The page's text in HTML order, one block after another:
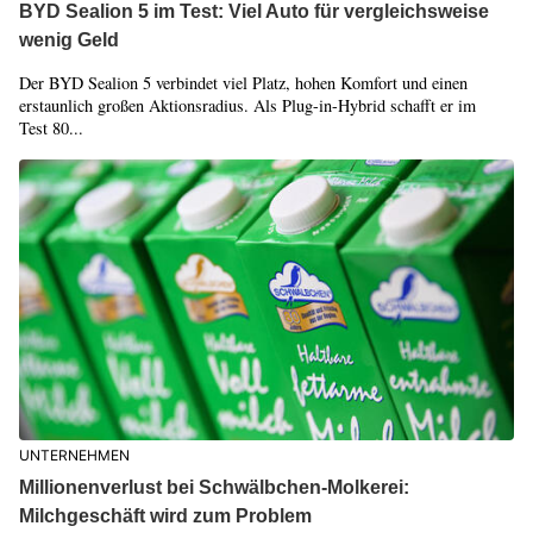
BYD Sealion 5 im Test: Viel Auto für vergleichsweise
wenig Geld
Der BYD Sealion 5 verbindet viel Platz, hohen Komfort und einen
erstaunlich großen Aktionsradius. Als Plug-in-Hybrid schafft er im
Test 80...
UNTERNEHMEN
Millionenverlust bei Schwälbchen-Molkerei:
Milchgeschäft wird zum Problem